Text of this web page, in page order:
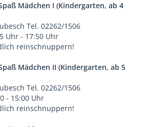
Mädchen I (Kindergarten, ab 4
Tel. 02262/1506
Uhr - 17:50 Uhr
reinschnuppern!
Mädchen II (Kindergarten, ab 5
Tel. 02262/1506
- 15:00 Uhr
reinschnuppern!